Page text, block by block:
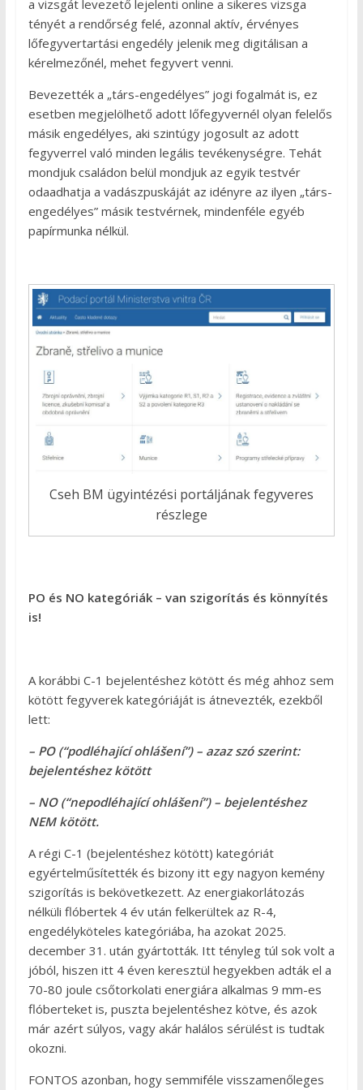
a vizsgát levezető lejelenti online a sikeres vizsga
tényét a rendőrség felé, azonnal aktív, érvényes
lőfegyvertartási engedély jelenik meg digitálisan a
kérelmezőnél, mehet fegyvert venni.
Bevezették a „társ-engedélyes” jogi fogalmát is, ez
esetben megjelölhető adott lőfegyvernél olyan felelős
másik engedélyes, aki szintúgy jogosult az adott
fegyverrel való minden legális tevékenységre. Tehát
mondjuk családon belül mondjuk az egyik testvér
odaadhatja a vadászpuskáját az idényre az ilyen „társ-
engedélyes” másik testvérnek, mindenféle egyéb
papírmunka nélkül.
Cseh BM ügyintézési portáljának fegyveres
részlege
PO és NO kategóriák – van szigorítás és könnyítés
is!
A korábbi C-1 bejelentéshez kötött és még ahhoz sem
kötött fegyverek kategóriáját is átnevezték, ezekből
lett:
– PO (“podléhající ohlášení”) – azaz szó szerint:
bejelentéshez kötött
– NO (“nepodléhající ohlášení”) – bejelentéshez
NEM kötött.
A régi C-1 (bejelentéshez kötött) kategóriát
egyértelműsítették és bizony itt egy nagyon kemény
szigorítás is bekövetkezett. Az energiakorlátozás
nélküli flóbertek 4 év után felkerültek az R-4,
engedélyköteles kategóriába, ha azokat 2025.
december 31. után gyártották. Itt tényleg túl sok volt a
jóból, hiszen itt 4 éven keresztül hegyekben adták el a
70-80 joule csőtorkolati energiára alkalmas 9 mm-es
flóberteket is, puszta bejelentéshez kötve, és azok
már azért súlyos, vagy akár halálos sérülést is tudtak
okozni.
FONTOS azonban, hogy semmiféle visszamenőleges